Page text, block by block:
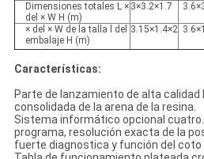
Dimensiones totales L ×
del × W H (m)
3×3.2×1.7
× del × W de la talla l del
embalaje H (m)
3.15×1.4×2
Características:
Parte de lanzamiento de alta calidad
consolidada de la arena de la resina.
Sistema informático opcional cuatro.
programa, resolución exacta de la
fuerte diagnostica y función del